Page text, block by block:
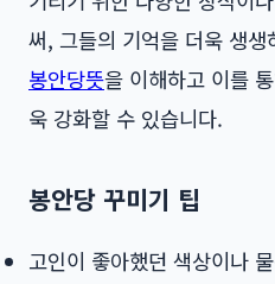
써, 그들의 기억을 더욱 생
봉안당뜻을 이해하고 이를
욱 강화할 수 있습니다.
봉안당 꾸미기 팁
고인이 좋아했던 색상이나